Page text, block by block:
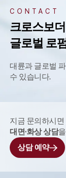
CONTACT
크로스보
글로벌 로
대륜과 글로벌
수 있습니다.
지금 문의하시
대면·화상 상담
상담 예약